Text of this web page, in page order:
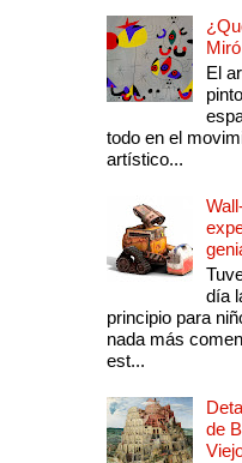
El
todo en el
artístico...
día
principio para
nada más
est...
de